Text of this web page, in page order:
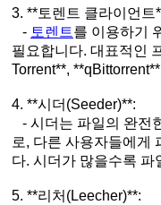
3. **토렌트 클라이언트
- 토렌트를 이용하기
필요합니다. 대표적인
Torrent**,
4. **시더(Seeder)**:
- 시더는 파일의 완전
로, 다른 사용자들에게
다. 시더가 많을수록 파
5. **리처(Leecher)**: